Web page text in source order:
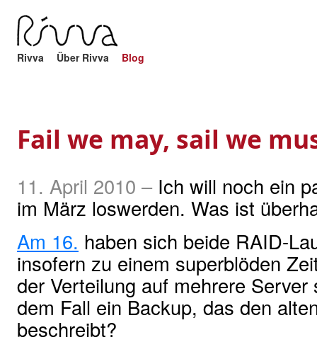
Rivva Über Rivva Blog
Fail we may, sail we
11. April 2010 – Ich will noch ein
im März loswerden. Was ist
Am 16. haben sich beide RAID-
insofern zu einem superblöden
der Verteilung auf mehrere
dem Fall ein Backup, das den
beschreibt?